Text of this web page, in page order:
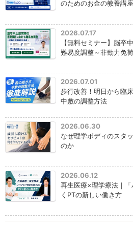
のためのお金の教養講座
2026.07.17
【無料セミナー】脳卒
難易度調整～非動力免
2026.07.01
歩行改善！明日から臨
中敷の調整方法
2026.06.30
なぜ理学ボディのスタ
のか
2026.06.12
再生医療×理学療法｜
くPTの新しい働き方